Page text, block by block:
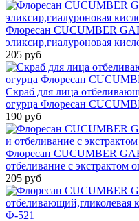
Флоресан CUCUMBER
эликсир,гиалуроновая
205 руб
Скраб для лица
огурца Флоресан
190 руб
Флоресан CUCUMBER
отбеливание с экстрактом
205 руб